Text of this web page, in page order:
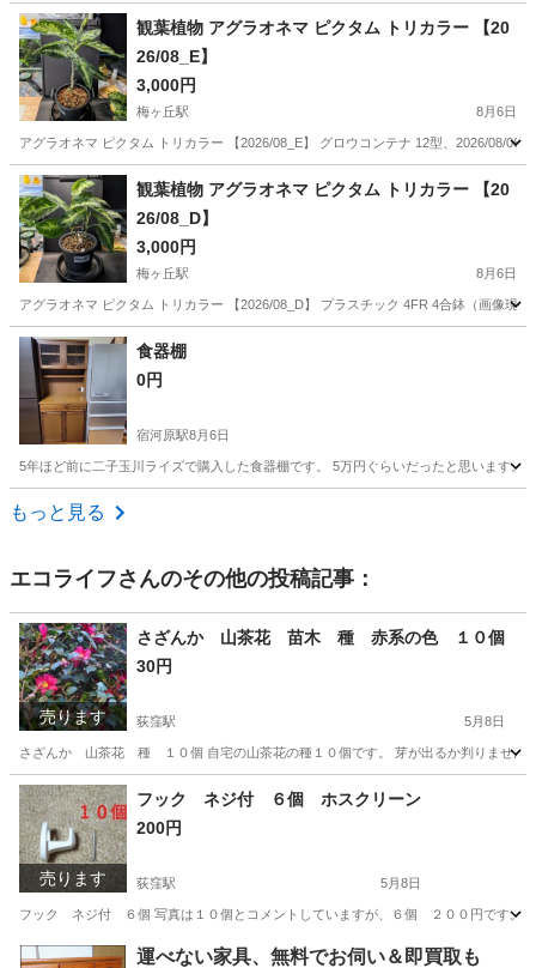
東京 世田谷区 その他 Dyson
観葉植物 アグラオネマ ピクタム トリカラー 【20
26/08_E】
3,000円
梅ヶ丘駅 8月6日
アグラオネマ ピクタム トリカラー 【2026/08_E】 グロウコンテナ 12型、2026/08/
東京 世田谷区 梅ヶ丘駅 その他 アグラオネマ
観葉植物 アグラオネマ ピクタム トリカラー 【20
26/08_D】
3,000円
梅ヶ丘駅 8月6日
アグラオネマ ピクタム トリカラー 【2026/08_D】 プラスチック 4FR 4合鉢（画像現
東京 世田谷区 梅ヶ丘駅
食器棚
0円
宿河原駅8月6日
5年ほど前に二子玉川ライズで購入した食器棚です。 5万円ぐらいだったと思います
東京 世田谷区
もっと見る
エコライフさんのその他の投稿記事：
売ります
さざんか 山茶花 苗木 種 赤系の色 １０個
30円
荻窪駅 5月8日
さざんか 山茶花 種 １０個 自宅の山茶花の種１０個です。 芽が出るか判りません
東京 杉並区 荻窪駅 その他 山茶花
売ります
フック ネジ付 ６個 ホスクリーン
200円
荻窪駅 5月8日
フック ネジ付 ６個 写真は１０個とコメントしていますが、６個 ２００円です。
東京 杉並区 荻窪駅 家庭用品 ホスクリーン
運べない家具、無料でお伺い＆即買取も